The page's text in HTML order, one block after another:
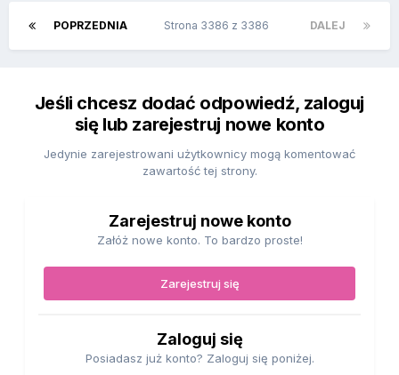
POPRZEDNIA DALEJ
Strona 3386 z 3386
Jeśli chcesz dodać odpowiedź, zaloguj
się lub zarejestruj nowe konto
Jedynie zarejestrowani użytkownicy mogą komentować
zawartość tej strony.
Zarejestruj nowe konto
Załóż nowe konto. To bardzo proste!
Zarejestruj się
Zaloguj się
Posiadasz już konto? Zaloguj się poniżej.